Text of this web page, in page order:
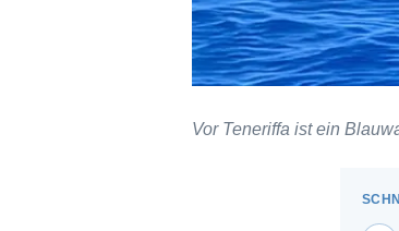
Vor Teneriffa ist ein